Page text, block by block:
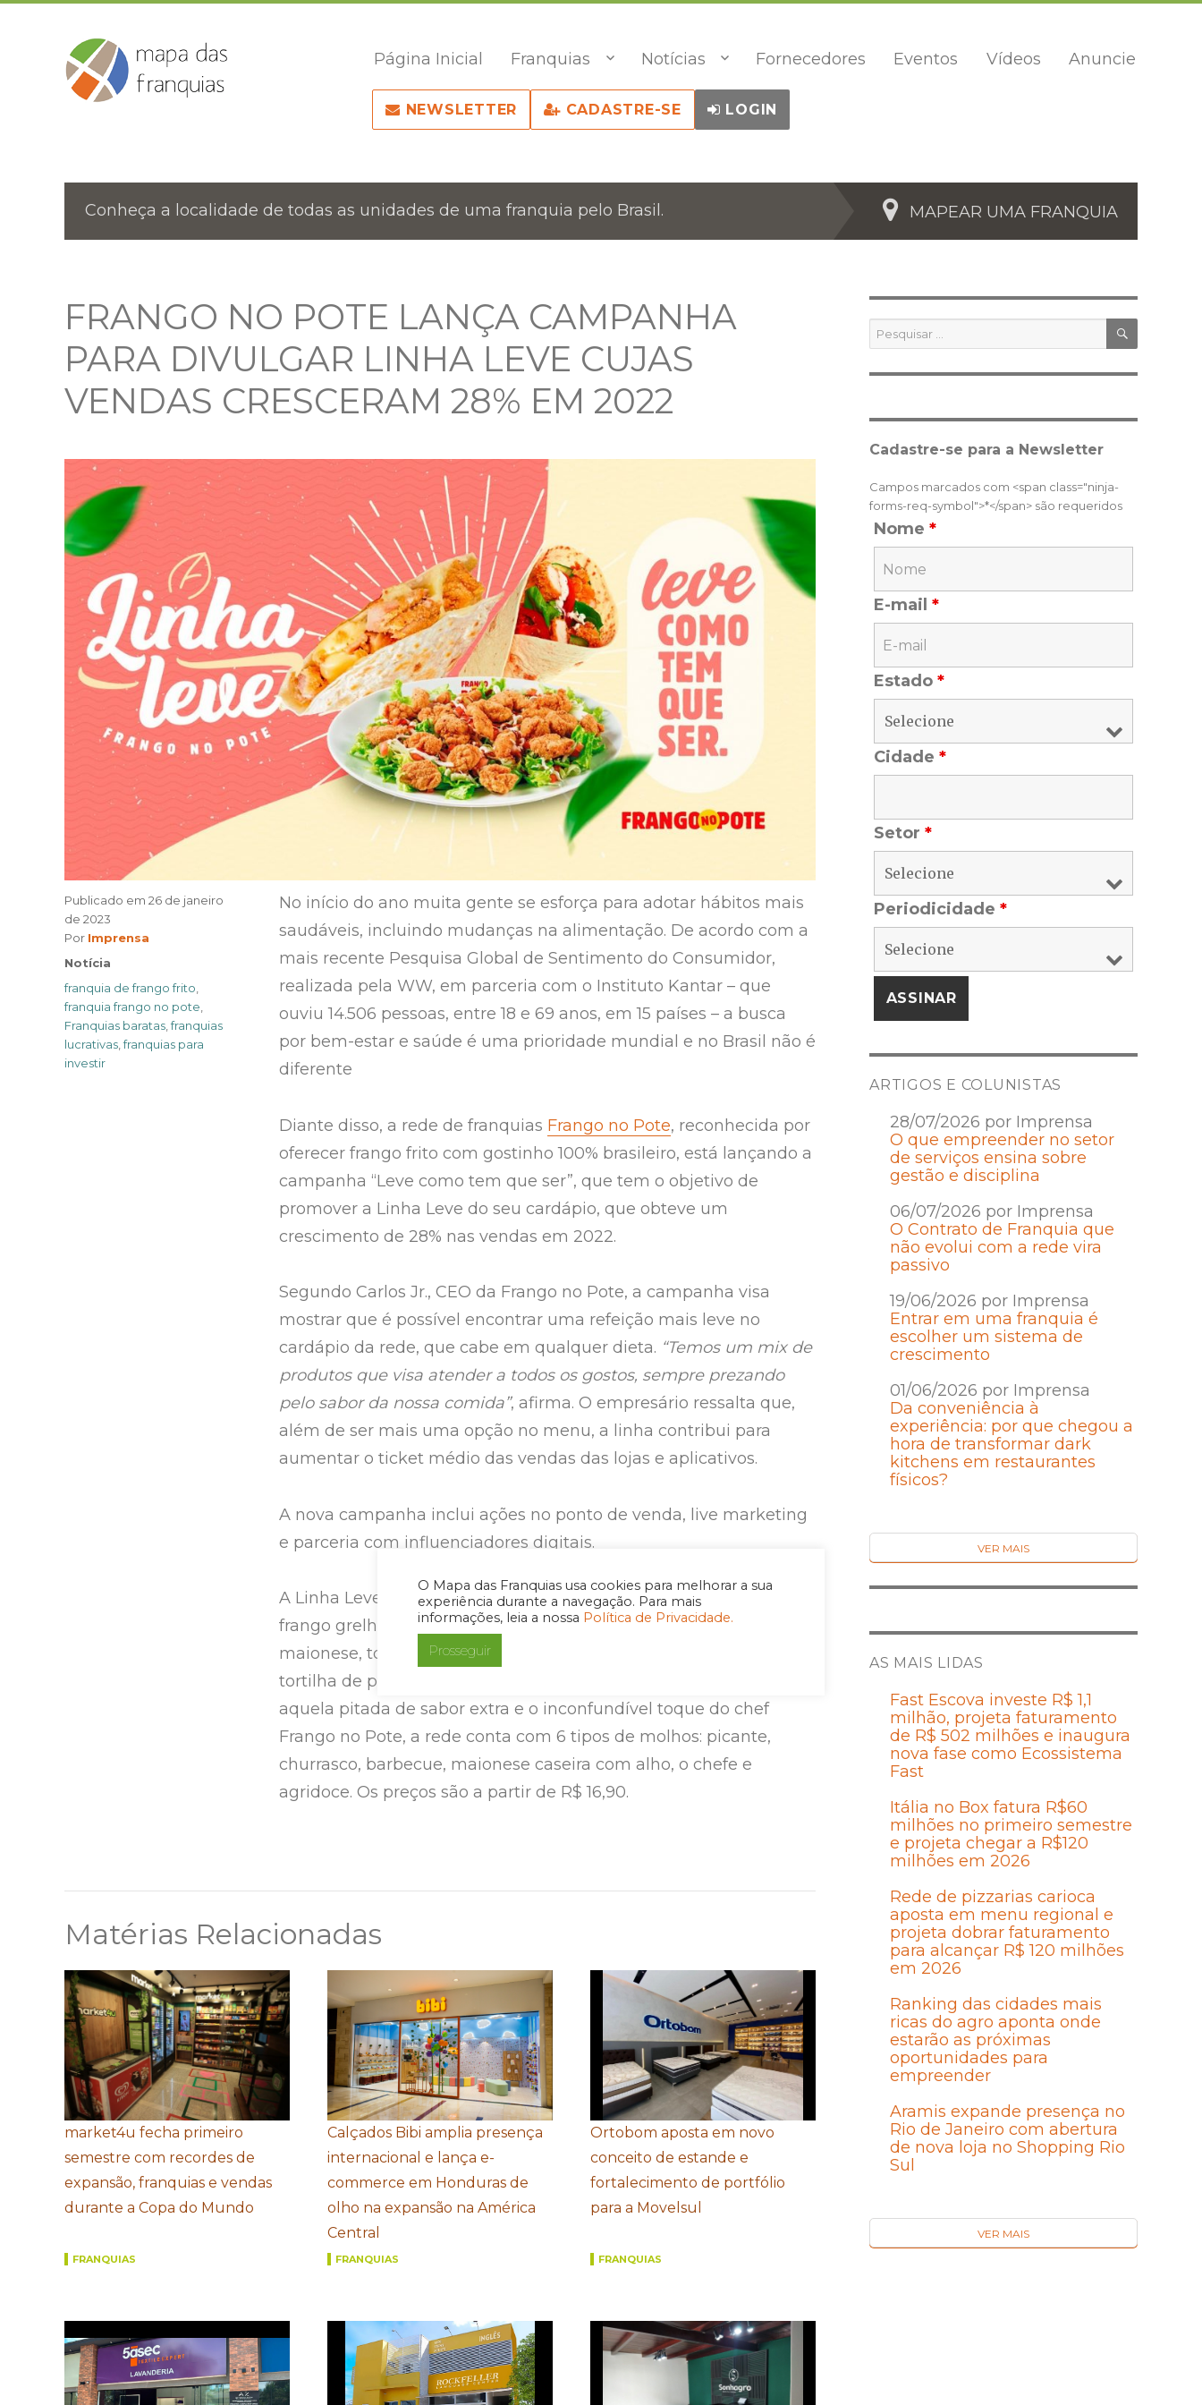
O Mapa das Franquias usa cookies para melhorar a sua
experiência durante a navegação. Para mais
informações, leia a nossa Política de Privacidade.
Prosseguir
Página Inicial Franquias Notícias Fornecedores Eventos Vídeos Anuncie
NEWSLETTER CADASTRE-SE LOGIN
Conheça a localidade de todas as unidades de uma franquia pelo Brasil. MAPEAR UMA FRANQUIA
FRANGO NO POTE LANÇA CAMPANHA
PARA DIVULGAR LINHA LEVE CUJAS
VENDAS CRESCERAM 28% EM 2022
No início do ano muita gente se esforça para adotar hábitos mais
saudáveis, incluindo mudanças na alimentação. De acordo com a
mais recente Pesquisa Global de Sentimento do Consumidor,
realizada pela WW, em parceria com o Instituto Kantar – que
ouviu 14.506 pessoas, entre 18 e 69 anos, em 15 países – a busca
por bem-estar e saúde é uma prioridade mundial e no Brasil não é
diferente
Diante disso, a rede de franquias Frango no Pote, reconhecida por
oferecer frango frito com gostinho 100% brasileiro, está lançando a
campanha “Leve como tem que ser”, que tem o objetivo de
promover a Linha Leve do seu cardápio, que obteve um
crescimento de 28% nas vendas em 2022.
Segundo Carlos Jr., CEO da Frango no Pote, a campanha visa
mostrar que é possível encontrar uma refeição mais leve no
cardápio da rede, que cabe em qualquer dieta. “Temos um mix de
produtos que visa atender a todos os gostos, sempre prezando
pelo sabor da nossa comida”, afirma. O empresário ressalta que,
além de ser mais uma opção no menu, a linha contribui para
aumentar o ticket médio das vendas das lojas e aplicativos.
A nova campanha inclui ações no ponto de venda, live marketing
e parceria com influenciadores digitais.
A Linha Leve traz uma salada verde, com tomate, cebola, peito de
frango grelhado ou crocante, o wrap de frango com queijo,
maionese, tomate e peito de frango crocante, além da deliciosa
tortilha de peito de frango com requeijão cremoso. Para dar
aquela pitada de sabor extra e o inconfundível toque do chef
Frango no Pote, a rede conta com 6 tipos de molhos: picante,
churrasco, barbecue, maionese caseira com alho, o chefe e
agridoce. Os preços são a partir de R$ 16,90.
Publicado em 26 de janeiro
de 2023
Por Author
Imprensa
Categories
Notícia
Tags
franquia de frango frito,
franquia frango no pote,
Franquias baratas,franquias
lucrativas,franquias para
investir
Matérias Relacionadas
market4u fecha primeiro
semestre com recordes de
expansão, franquias e vendas
durante a Copa do Mundo
FRANQUIAS
Calçados Bibi amplia presença
internacional e lança e-
commerce em Honduras de
olho na expansão na América
Central
FRANQUIAS
Ortobom aposta em novo
conceito de estande e
fortalecimento de portfólio
para a Movelsul
FRANQUIAS
Pesquisar
por:
Cadastre-se para a Newsletter
Campos marcados com <span class="ninja-
forms-req-symbol">*</span> são requeridos
Nome *
E-mail *
Estado *
Cidade *
Setor *
Periodicidade *
ARTIGOS E COLUNISTAS
28/07/2026 por Imprensa
O que empreender no setor
de serviços ensina sobre
gestão e disciplina
06/07/2026 por Imprensa
O Contrato de Franquia que
não evolui com a rede vira
passivo
19/06/2026 por Imprensa
Entrar em uma franquia é
escolher um sistema de
crescimento
01/06/2026 por Imprensa
Da conveniência à
experiência: por que chegou a
hora de transformar dark
kitchens em restaurantes
físicos?
VER MAIS
AS MAIS LIDAS
Fast Escova investe R$ 1,1
milhão, projeta faturamento
de R$ 502 milhões e inaugura
nova fase como Ecossistema
Fast
Itália no Box fatura R$60
milhões no primeiro semestre
e projeta chegar a R$120
milhões em 2026
Rede de pizzarias carioca
aposta em menu regional e
projeta dobrar faturamento
para alcançar R$ 120 milhões
em 2026
Ranking das cidades mais
ricas do agro aponta onde
estarão as próximas
oportunidades para
empreender
Aramis expande presença no
Rio de Janeiro com abertura
de nova loja no Shopping Rio
Sul
VER MAIS